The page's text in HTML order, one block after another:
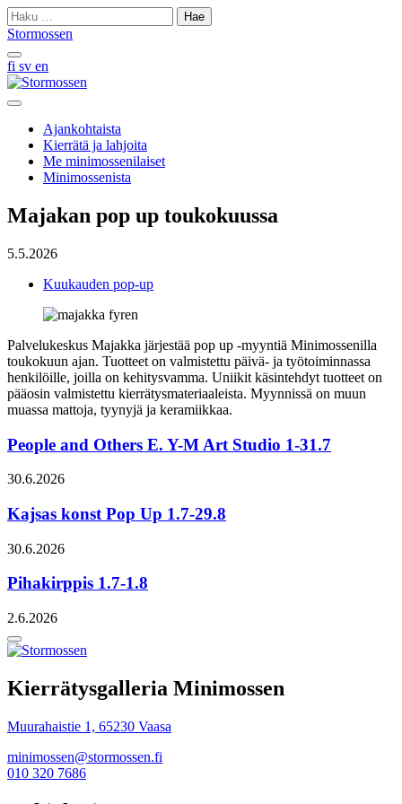
Skip
to
Haku:
Stormossen
Hae
sivustolta
fi sv en
Avaa
päävalikkoAjankohtaista
Kierrätä ja lahjoita
Me minimossenilaiset
Minimossenista
Majakan pop up toukokuussa
5.5.2026
Kuukauden pop-up
Palvelukeskus Majakka järjestää pop up -myyntiä Minimossenilla
toukokuun ajan. Tuotteet on valmistettu päivä- ja työtoiminnassa
henkilöille, joilla on kehitysvamma. Uniikit käsintehdyt tuotteet on
pääosin valmistettu kierrätysmateriaaleista. Myynnissä on muun
muassa mattoja, tyynyjä ja keramiikkaa.
People and Others E. Y-M Art Studio 1-31.7
30.6.2026
Kajsas konst Pop Up 1.7-29.8
30.6.2026
Pihakirppis 1.7-1.8
2.6.2026
Takaisin
ylös
Kierrätysgalleria Minimossen
Muurahaistie 1, 65230 Vaasa
minimossen@stormossen.fi
010 320 7686